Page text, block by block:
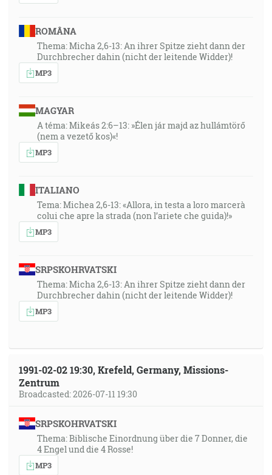
ROMÂNA
Thema: Micha 2,6-13: An ihrer Spitze zieht dann der
Durchbrecher dahin (nicht der leitende Widder)!
MP3
MAGYAR
A téma: Mikeás 2:6–13: »Élen jár majd az hullámtörő
(nem a vezető kos)«!
MP3
ITALIANO
Tema: Michea 2,6-13: «Allora, in testa a loro marcerà
colui che apre la strada (non l’ariete che guida)!»
MP3
SRPSKOHRVATSKI
Thema: Micha 2,6-13: An ihrer Spitze zieht dann der
Durchbrecher dahin (nicht der leitende Widder)!
MP3
1991-02-02 19:30, Krefeld, Germany, Missions-
Zentrum
Broadcasted: 2026-07-11 19:30
SRPSKOHRVATSKI
Thema: Biblische Einordnung über die 7 Donner, die
4 Engel und die 4 Rosse!
MP3